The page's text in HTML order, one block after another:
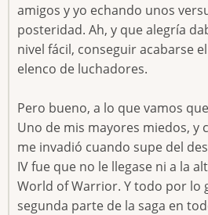
amigos y yo echando unos
posteridad. Ah, y que alegría
nivel fácil, conseguir acabarse
elenco de luchadores.
Pero bueno, a lo que vamos
Uno de mis mayores miedos, y
me invadió cuando supe del
IV fue que no le llegase ni a la
World of Warrior. Y todo por lo
segunda parte de la saga en